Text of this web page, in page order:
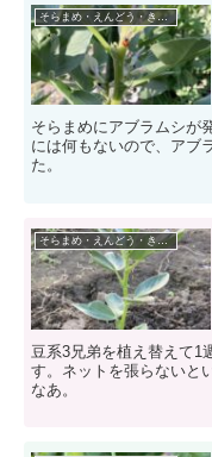
そらまめ・えんどう・きぬさや
そらまめにアブラムシが
には何もないので、アブ
た。
そらまめ・えんどう・きぬさや
豆系3兄弟を植え替えて1
す。ネットを張らないと
なあ。